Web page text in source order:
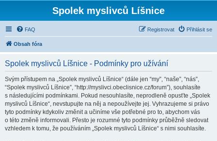
Spolek myslivců Líšnice
FAQ Přihlásit se
Registrovat
Obsah fóra
Spolek myslivců Líšnice - Podmínky pro užívání
Svým přístupem na „Spolek myslivců Líšnice“ (dále jen “my”, “naše”, “nás”,
“Spolek myslivců Líšnice”, “http://myslivci.obeclisnice.cz/forum”), souhlasíte
s následujícími podmínkami. Pokud nesouhlasíte, neprodleně opusťte „Spolek
myslivců Líšnice“, nevstupujte na něj a nepoužívejte jej. Vyhrazujeme si právo
tyto podmínky kdykoliv změnit a učiníme vše potřebné pro to, abychom vás
o této změně informovali. Přesto je rozumné tyto podmínky průběžně sledovat
vzhledem k tomu, že používáním „Spolek myslivců Líšnice“ s nimi souhlasíte.